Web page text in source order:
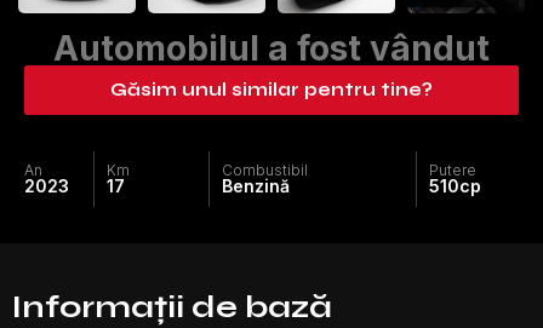
Automobilul a fost vândut
Găsim unul similar pentru tine?
An
2023
Km
17
Combustibil
Benzină
Putere
510cp
Informații de bază